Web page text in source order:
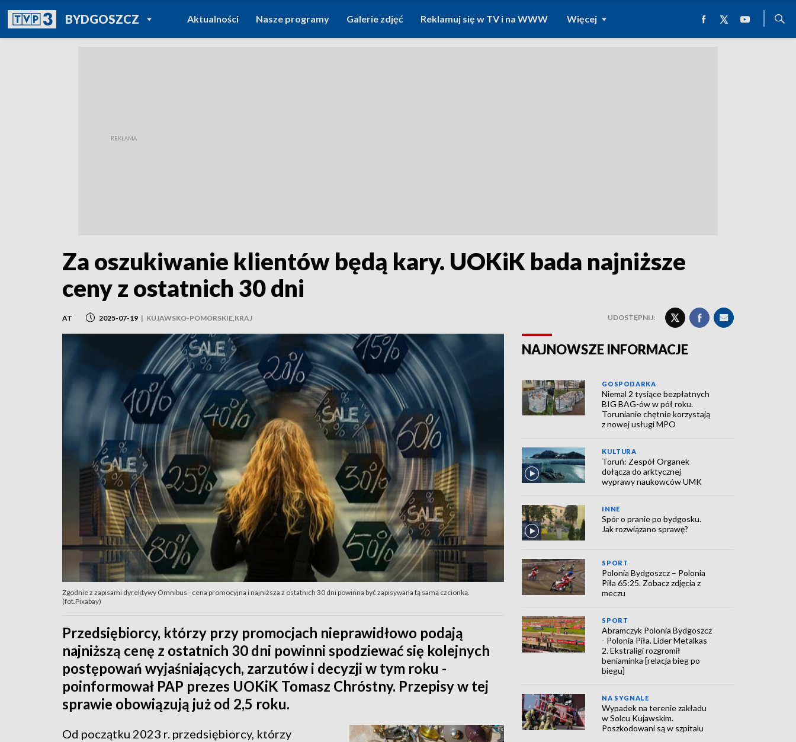
BYDGOSZCZPOWRÓT DO
TVP REGIONY
Aktualności Nasze programy Galerie zdjęć Reklamuj się w TV i na WWW Więcej
Za oszukiwanie klientów będą kary. UOKiK bada najniższe
ceny z ostatnich 30 dni
AT 2025-07-19 | KUJAWSKO-POMORSKIE,KRAJ UDOSTĘPNIJ:
Zgodnie z zapisami dyrektywy Omnibus - cena promocyjna i najniższa z ostatnich 30 dni powinna być zapisywana tą samą czcionką.
(fot.Pixabay)
Przedsiębiorcy, którzy przy promocjach nieprawidłowo podają
najniższą cenę z ostatnich 30 dni powinni spodziewać się kolejnych
postępowań wyjaśniających, zarzutów i decyzji w tym roku -
poinformował PAP prezes UOKiK Tomasz Chróstny. Przepisy w tej
sprawie obowiązują już od 2,5 roku.
Od początku 2023 r. przedsiębiorcy, którzy
NAJNOWSZE INFORMACJE
GOSPODARKA
Niemal 2 tysiące bezpłatnych
BIG BAG-ów w pół roku.
Torunianie chętnie korzystają
z nowej usługi MPO
KULTURA
Toruń: Zespół Organek
dołącza do arktycznej
wyprawy naukowców UMK
INNE
Spór o pranie po bydgosku.
Jak rozwiązano sprawę?
SPORT
Polonia Bydgoszcz – Polonia
Piła 65:25. Zobacz zdjęcia z
meczu
SPORT
Abramczyk Polonia Bydgoszcz
- Polonia Piła. Lider Metalkas
2. Ekstraligi rozgromił
beniaminka [relacja bieg po
biegu]
NA SYGNALE
Wypadek na terenie zakładu
w Solcu Kujawskim.
Poszkodowani są w szpitalu